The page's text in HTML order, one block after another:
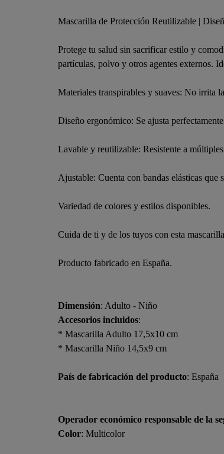
Mascarilla de Protección Reutilizable |
Protege tu salud sin sacrificar estilo y
partículas, polvo y otros agentes externos.
Materiales transpirables y suaves: No irrita
Diseño ergonómico: Se ajusta
Lavable y reutilizable: Resistente a
Ajustable: Cuenta con bandas elásticas que
Variedad de colores y estilos disponibles.
Cuida de ti y de los tuyos con esta
Producto fabricado en España.
Dimensión: Adulto - Niño
Accesorios incluidos:
* Mascarilla Adulto 17,5x10 cm
* Mascarilla Niño 14,5x9 cm
País de fabricación del producto: España
Operador económico responsable de la
Color: Multicolor